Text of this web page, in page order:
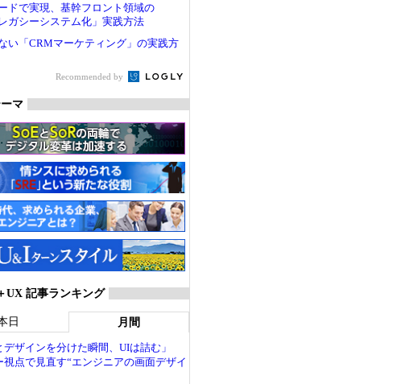
ドで実現、基幹フロント領域の
ガシーシステム化」実践方法
い「CRMマーケティング」の実践方
Recommended by
マ
UX 記事ランキング
日 月間
デザインを分けた瞬間、UIは詰む」
視点で見直す“エンジニアの画面デザイ